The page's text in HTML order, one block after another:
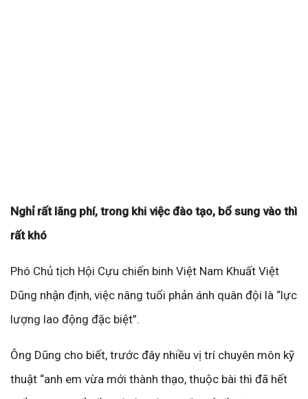
Nghỉ rất lãng phí, trong khi việc đào tạo, bổ sung vào thì
rất khó
Phó Chủ tịch Hội Cựu chiến binh Việt Nam Khuất Việt
Dũng nhận định, việc nâng tuổi phản ánh quân đội là “lực
lượng lao động đặc biệt”.
Ông Dũng cho biết, trước đây nhiều vị trí chuyên môn kỹ
thuật “anh em vừa mới thành thạo, thuộc bài thì đã hết